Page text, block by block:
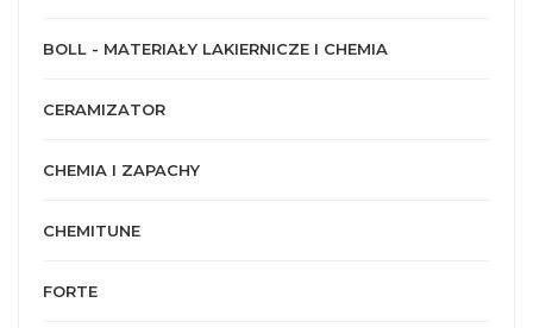
BOLL - MATERIAŁY LAKIERNICZE I CHEMIA
CERAMIZATOR
CHEMIA I ZAPACHY
CHEMITUNE
FORTE